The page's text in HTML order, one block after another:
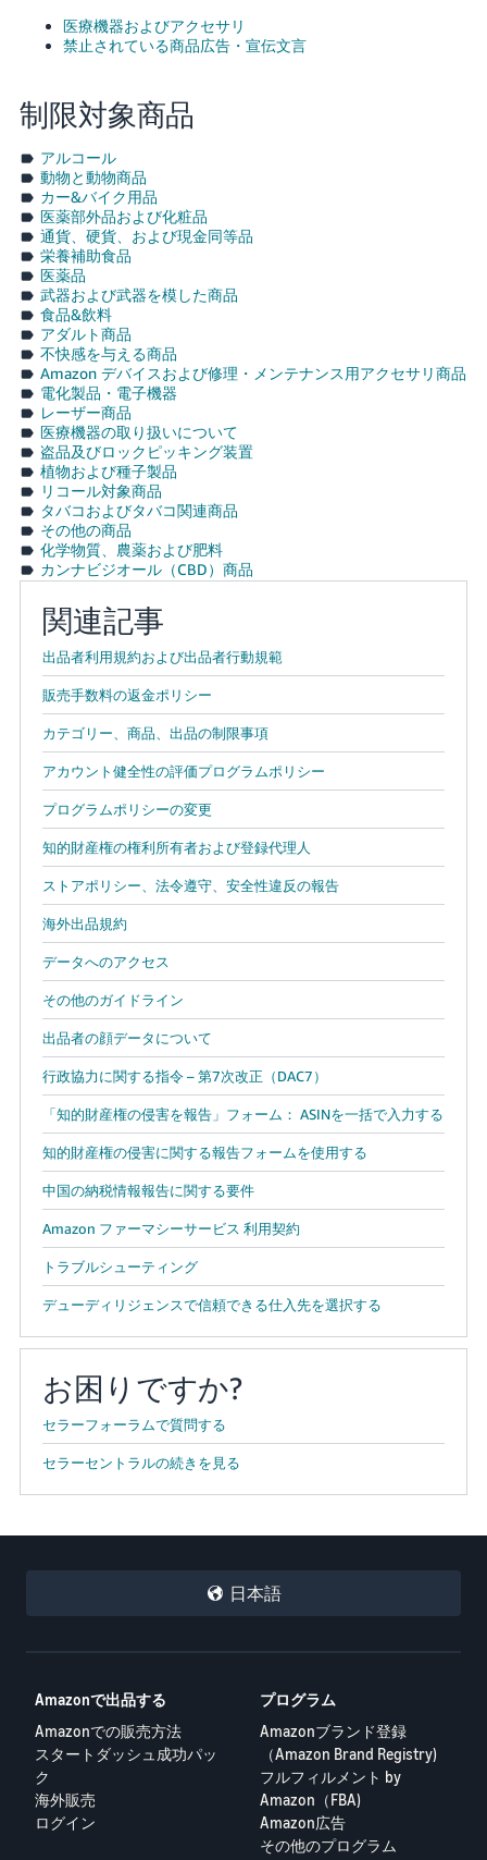
医療機器およびアクセサリ
禁止されている商品広告・宣伝文言
制限対象商品
アルコール
動物と動物商品
カー&バイク用品
医薬部外品および化粧品
通貨、硬貨、および現金同等品
栄養補助食品
医薬品
武器および武器を模した商品
食品&飲料
アダルト商品
不快感を与える商品
Amazon デバイスおよび修理・メンテナンス用アクセサリ商品
電化製品・電子機器
レーザー商品
医療機器の取り扱いについて
盗品及びロックピッキング装置
植物および種子製品
リコール対象商品
タバコおよびタバコ関連商品
その他の商品
化学物質、農薬および肥料
カンナビジオール（CBD）商品
関連記事
出品者利用規約および出品者行動規範
販売手数料の返金ポリシー
カテゴリー、商品、出品の制限事項
アカウント健全性の評価プログラムポリシー
プログラムポリシーの変更
知的財産権の権利所有者および登録代理人
ストアポリシー、法令遵守、安全性違反の報告
海外出品規約
データへのアクセス
その他のガイドライン
出品者の顔データについて
行政協力に関する指令 – 第7次改正（DAC7）
「知的財産権の侵害を報告」フォーム： ASINを一括で入力する
知的財産権の侵害に関する報告フォームを使用する
中国の納税情報報告に関する要件
Amazon ファーマシーサービス 利用契約
トラブルシューティング
デューディリジェンスで信頼できる仕入先を選択する
お困りですか?
セラーフォーラムで質問する
セラーセントラルの続きを見る
日本語
Amazonで出品する
Amazonでの販売方法
スタートダッシュ成功パッ
ク
海外販売
ログイン
プログラム
Amazonブランド登録
（Amazon Brand Registry)
フルフィルメント by
Amazon（FBA)
Amazon広告
その他のプログラム